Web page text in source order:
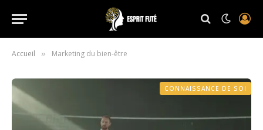
Accueil » Marketing du bien-être
CONNAISSANCE DE SOI